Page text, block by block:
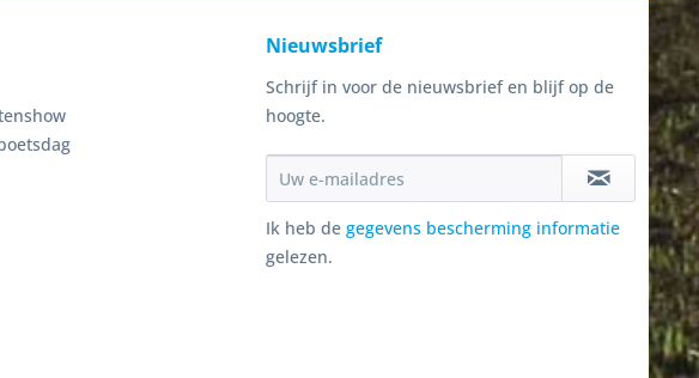
Nieuwsbrief
Schrijf in voor de nieuwsbrief en blijf op de
hoogte.
Ik heb de gegevens bescherming informatie
gelezen.